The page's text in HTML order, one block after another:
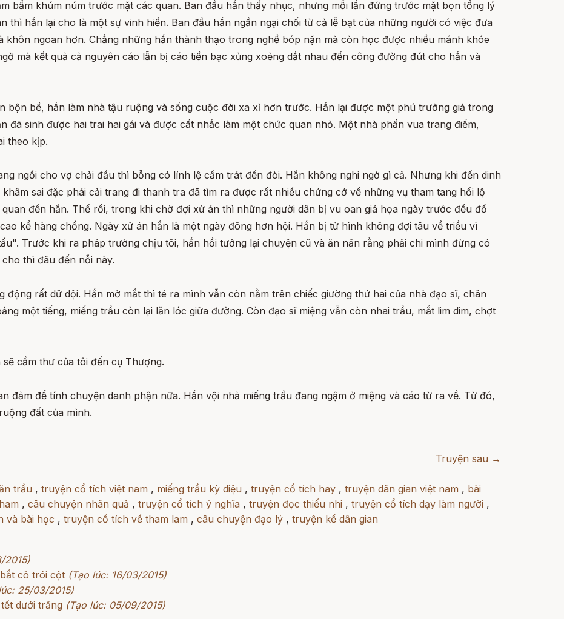
bẩm khúm núm trước mặt các quan. Ban đầu hắn thấy nhục, nhưng mỗi lần đứng trước mặt bọn tổng lý
thì hắn lại cho là một sự vinh hiển. Ban đầu hắn ngần ngại chối từ cả lễ bạt của những người có việc đưa
khôn ngoan hơn. Chẳng những hắn thành thạo trong nghề bóp nặn mà còn học được nhiều mánh khóe
mà kết quả cả nguyên cáo lẫn bị cáo tiền bạc xủng xoẻng dắt nhau đến công đường đút cho hắn và
bộn bề, hắn làm nhà tậu ruộng và sống cuộc đời xa xỉ hơn trước. Hắn lại được một phú trưởng giả trong
đã sinh được hai trai hai gái và được cất nhắc làm một chức quan nhỏ. Một nhà phấn vua trang điểm,
theo kịp.
ngồi cho vợ chải đầu thì bỗng có lính lệ cầm trát đến đòi. Hắn không nghi ngờ gì cả. Nhưng khi đến dinh
sai đặc phái cải trang đi thanh tra đã tìm ra được rất nhiều chứng cớ về những vụ tham tang hối lộ
đến hắn. Thế rồi, trong khi chờ đợi xử án thì những người dân bị vu oan giá họa ngày trước đều đổ
kể hàng chồng. Ngày xử án hắn là một ngày đông hơn hội. Hắn bị tử hình không đợi tâu về triều vì
Trước khi ra pháp trường chịu tôi, hắn hồi tưởng lại chuyện cũ và ăn năn rằng phải chi mình đừng có
thì đâu đến nỗi này.
động rất dữ dội. Hắn mở mắt thì té ra mình vẫn còn nằm trên chiếc giường thứ hai của nhà đạo sĩ, chân
một tiếng, miếng trầu còn lại lăn lóc giữa đường. Còn đạo sĩ miệng vẫn còn nhai trầu, mắt lim dim, chợt
cầm thư của tôi đến cụ Thượng.
đảm để tính chuyện danh phận nữa. Hắn vội nhả miếng trầu đang ngậm ở miệng và cáo từ ra về. Từ đó,
đất của mình.
Truyện sau →
trầu , truyện cổ tích việt nam , miếng trầu kỳ diệu , truyện cổ tích hay , truyện dân gian việt nam , bài
, câu chuyện nhân quả , truyện cổ tích ý nghĩa , truyện đọc thiếu nhi , truyện cổ tích dạy làm người ,
và bài học , truyện cổ tích về tham lam , câu chuyện đạo lý , truyện kể dân gian
2015)
cô trói cột (Tạo lúc: 16/03/2015)
25/03/2015)
dưới trăng (Tạo lúc: 05/09/2015)